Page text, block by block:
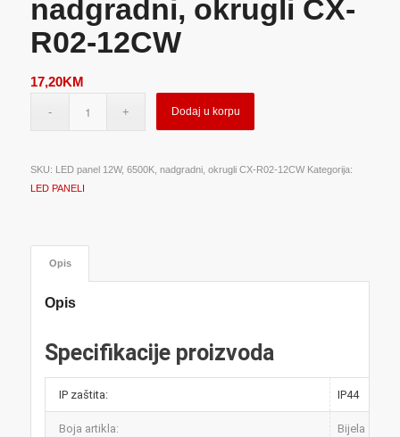
nadgradni, okrugli CX-
R02-12CW
17,20KM
Dodaj u korpu
SKU: LED panel 12W, 6500K, nadgradni, okrugli CX-R02-12CW Kategorija:
LED PANELI
Opis
Opis
Specifikacije proizvoda
IP zaštita: IP44
Boja artikla: Bijela